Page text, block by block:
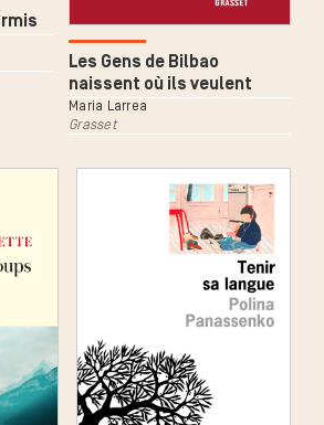
Les Gens de Bilbao
naissent où ils veulent
Maria Larrea
Grasset